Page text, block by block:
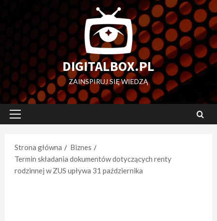
DIGITALBOX.PL
ZAINSPIRUJ SIĘ WIEDZĄ
Menu
Strona główna
Biznes
Termin składania dokumentów dotyczących renty
rodzinnej w ZUS upływa 31 października